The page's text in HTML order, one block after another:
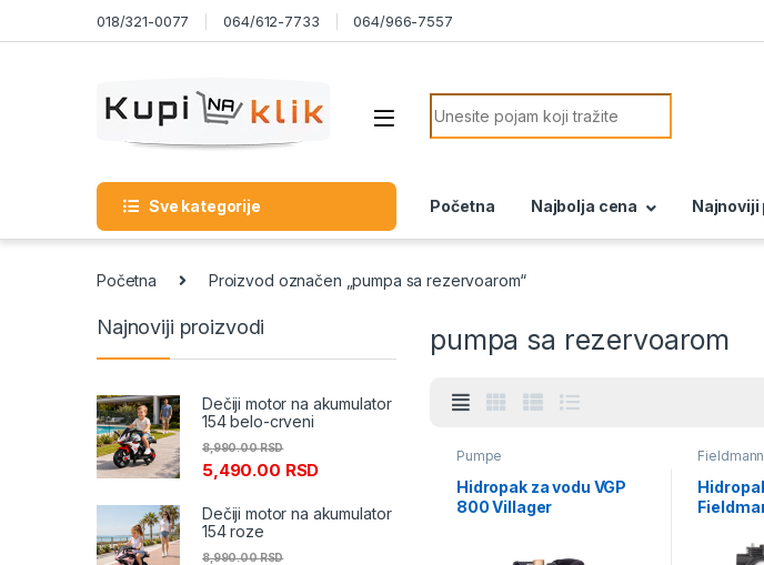
Skip to navigation018/321-0077 064/612-7733 064/966-7557
Search for:
Sve kategorije Početna Najbolja cena Najnoviji
Početna Proizvod označen „pumpa sa rezervoarom“
pumpa sa rezervoarom
Pumpe
Hidropak za vodu VGP
800 Villager
Najnoviji proizvodi
Dečiji motor na akumulator
154 belo-crveni
5,490.00 RSD
8,990.00RSD
Dečiji motor na akumulator
154 roze
8,990.00RSD